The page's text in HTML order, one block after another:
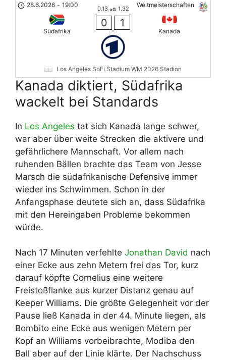
Weltmeisterschaften
28.6.2026 - 19:00
Südafrika
0.13 xG 1.32
0 1
Kanada
Los Angeles SoFi Stadium WM 2026 Stadion
Kanada diktiert, Südafrika
wackelt bei Standards
In Los Angeles tat sich Kanada lange schwer,
war aber über weite Strecken die aktivere und
gefährlichere Mannschaft. Vor allem nach
ruhenden Bällen brachte das Team von Jesse
Marsch die südafrikanische Defensive immer
wieder ins Schwimmen. Schon in der
Anfangsphase deutete sich an, dass Südafrika
mit den Hereingaben Probleme bekommen
würde.
Nach 17 Minuten verfehlte Jonathan David nach
einer Ecke aus zehn Metern frei das Tor, kurz
darauf köpfte Cornelius eine weitere
Freistoßflanke aus kurzer Distanz genau auf
Keeper Williams. Die größte Gelegenheit vor der
Pause ließ Kanada in der 44. Minute liegen, als
Bombito eine Ecke aus wenigen Metern per
Kopf an Williams vorbeibrachte, Modiba den
Ball aber auf der Linie klärte. Der Nachschuss